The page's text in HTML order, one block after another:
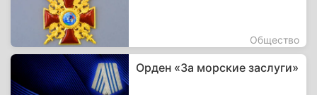
Общество
Орден «За морские заслуги»